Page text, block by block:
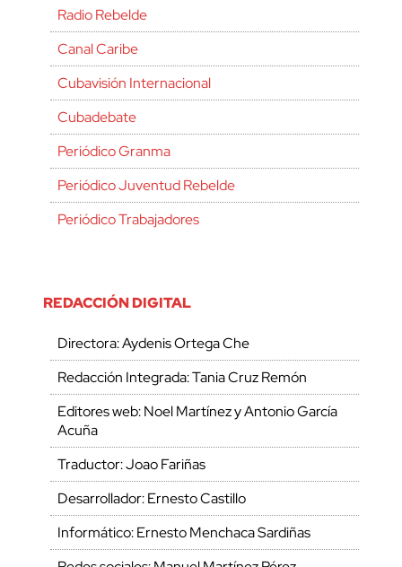
Radio Rebelde
Canal Caribe
Cubavisión Internacional
Cubadebate
Periódico Granma
Periódico Juventud Rebelde
Periódico Trabajadores
REDACCIÓN DIGITAL
Directora: Aydenis Ortega Che
Redacción Integrada: Tania Cruz Remón
Editores web: Noel Martínez y Antonio García
Acuña
Traductor: Joao Fariñas
Desarrollador: Ernesto Castillo
Informático: Ernesto Menchaca Sardiñas